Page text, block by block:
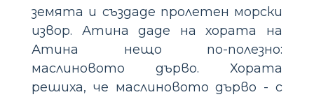
земята и създаде пролетен морски
извор. Атина даде на хората на
Атина нещо по-полезно:
маслиновото дърво. Хората
решиха, че маслиновото дърво - с